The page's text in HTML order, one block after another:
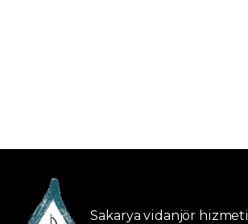
Sakarya vidanjör hizmeti